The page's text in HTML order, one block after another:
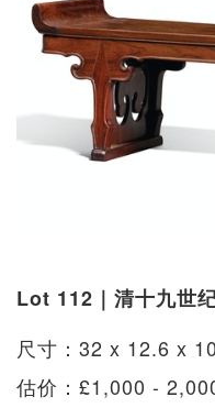
Lot 112｜清十九世
尺寸：32 x 12.6 x
估价：£1,000 -